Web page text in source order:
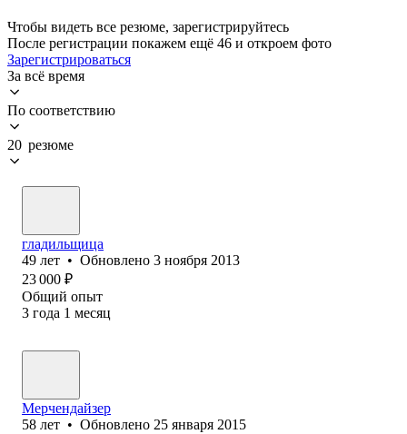
Чтобы видеть все резюме, зарегистрируйтесь
После регистрации покажем ещё 46 и откроем фото
Зарегистрироваться
За всё время
По соответствию
20 резюме
гладильщица
49 лет • Обновлено 3 ноября 2013
23 000 ₽
Общий опыт
3 года 1 месяц
Мерчендайзер
58 лет • Обновлено 25 января 2015